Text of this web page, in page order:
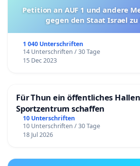
Petition an AUF 1 und andere
gegen den Staat Israel
1 040 Unterschriften
14 Unterschriften / 30 Tage
15 Dec 2023
Für Thun ein öffentliches
Sportzentrum schaffen
10 Unterschriften
10 Unterschriften / 30 Tage
18 Jul 2026